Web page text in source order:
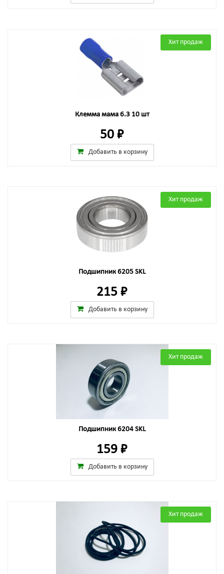
Хит продаж
Клемма мама 6.3 10 шт
50 ₽
Добавить в корзину
Хит продаж
Подшипник 6205 SKL
215 ₽
Добавить в корзину
Хит продаж
Подшипник 6204 SKL
159 ₽
Добавить в корзину
Хит продаж